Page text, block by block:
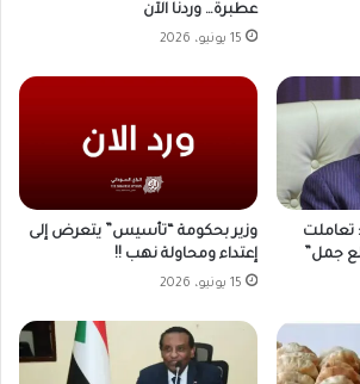
عطبرة… وردنا الآن
15 يونيو، 2026
تعاملت
جمل”
وزير بحكومة “تأسيس” يتعرض إلى
إعتداء ومحاولة نهب !!
15 يونيو، 2026